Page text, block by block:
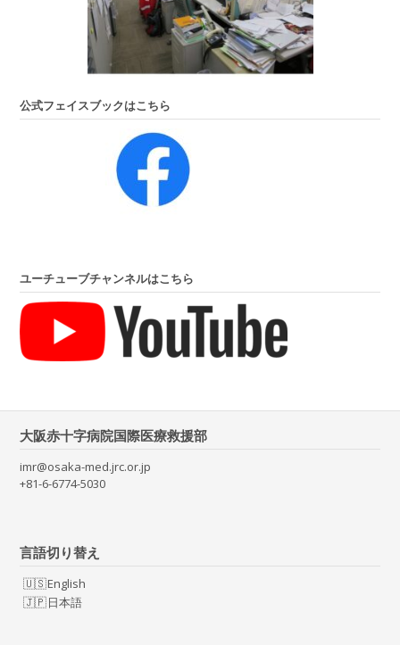
公式フェイスブックはこちら
ユーチューブチャンネルはこちら
大阪赤十字病院国際医療救援部
imr@osaka-med.jrc.or.jp
+81-6-6774-5030
言語切り替え
English
日本語